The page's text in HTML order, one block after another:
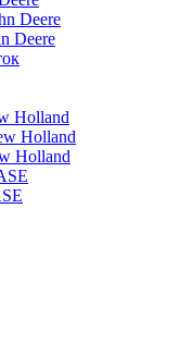
Deere
Deere
Holland
Holland
Holland